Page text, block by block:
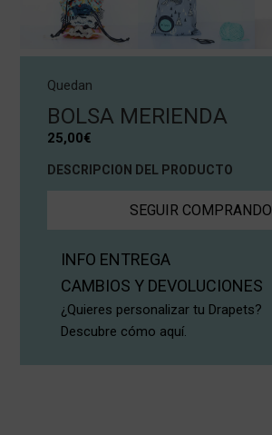
Quedan
BOLSA MERIENDA
25,00€
DESCRIPCION DEL PRODUCTO
SEGUIR COMPRANDO
INFO ENTREGA
CAMBIOS Y DEVOLUCIONES
¿Quieres personalizar tu Drapets?
Descubre cómo aquí.